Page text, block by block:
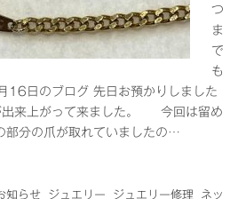
つ
ま
で
も
日のブログ 先日お預かりしました
出来上がって来ました。 今回は留め
部分の爪が取れていましたの…
知らせ ジュエリー ジュエリー修理
ネッ